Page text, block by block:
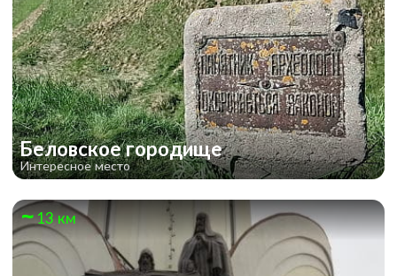
Беловское городище
Интересное место
13 км